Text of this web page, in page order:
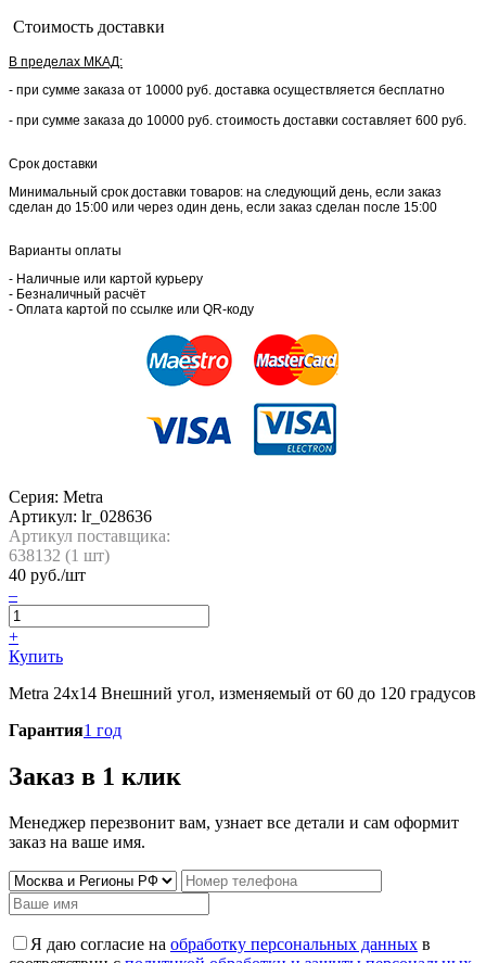
Стоимость доставки
В пределах МКАД:
- при сумме заказа от 10000 руб. доставка осуществляется бесплатно
- при сумме заказа до 10000 руб. стоимость доставки составляет 600 руб.
Срок доставки
Минимальный срок доставки товаров: на следующий день, если заказ
сделан до 15:00 или через один день, если заказ сделан после 15:00
Варианты оплаты
- Наличные или картой курьеру
- Безналичный расчёт
- Оплата картой по ссылке или QR-коду
Серия: Metra
Артикул: lr_028636
Артикул поставщика:
638132 (1 шт)
40 руб./шт
–
+
Купить
Metra 24x14 Внешний угол, изменяемый от 60 до 120 градусов
Гарантия1 год
Заказ в 1 клик
Менеджер перезвонит вам, узнает все детали и сам оформит
заказ на ваше имя.
Я даю согласие на обработку персональных данных в